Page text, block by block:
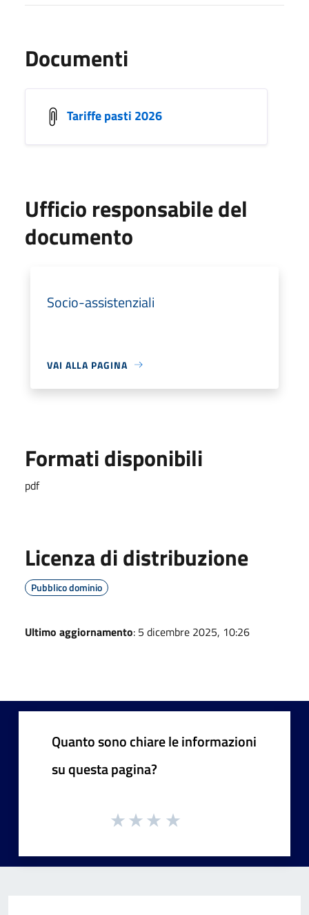
Documenti
Tariffe pasti 2026
Ufficio responsabile del
documento
Socio-assistenziali
VAI ALLA PAGINA
Formati disponibili
pdf
Licenza di distribuzione
Pubblico dominio
Ultimo aggiornamento: 5 dicembre 2025, 10:26
Quanto sono chiare le informazioni
su questa pagina?